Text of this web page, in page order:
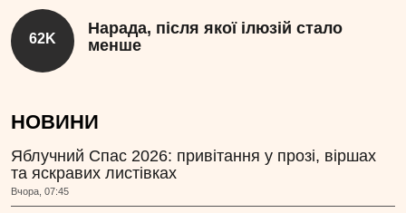
62K
Нарада, після якої ілюзій стало
менше
НОВИНИ
Яблучний Спас 2026: привітання у прозі, віршах
та яскравих листівках
Вчора, 07:45